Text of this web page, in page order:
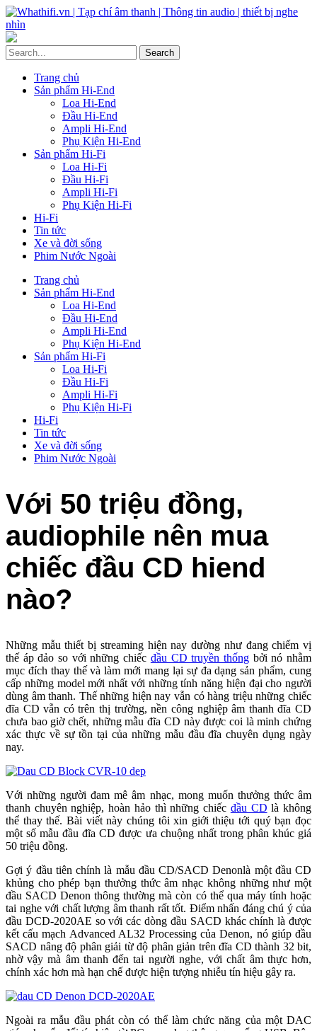
Trang chủ
Sản phẩm Hi-End
Loa Hi-End
Đầu Hi-End
Ampli Hi-End
Phụ Kiện Hi-End
Sản phẩm Hi-Fi
Loa Hi-Fi
Đầu Hi-Fi
Ampli Hi-Fi
Phụ Kiện Hi-Fi
Hi-Fi
Tin tức
Xe và đời sống
Phim Nước Ngoài
Trang chủ
Sản phẩm Hi-End
Loa Hi-End
Đầu Hi-End
Ampli Hi-End
Phụ Kiện Hi-End
Sản phẩm Hi-Fi
Loa Hi-Fi
Đầu Hi-Fi
Ampli Hi-Fi
Phụ Kiện Hi-Fi
Hi-Fi
Tin tức
Xe và đời sống
Phim Nước Ngoài
Với 50 triệu đồng,
audiophile nên mua
chiếc đầu CD hiend
nào?
Những mẫu thiết bị streaming hiện nay dường như đang chiếm vị
thế áp đảo so với những chiếc đầu CD truyền thốngbởi nó nhằm
mục đích thay thế và làm mới mang lại sự đa dạng sản phẩm, cung
cấp những model mới nhất với những tính năng hiện đại cho người
dùng âm thanh. Thế những hiện nay vẫn có hàng triệu những chiếc
đĩa CD vẫn có trên thị trường, nền công nghiệp âm thanh đĩa CD
chưa bao giờ chết, những mẫu đĩa CD này được coi là minh chứng
xác thực về sự tồn tại của những mẫu đầu đĩa chuyên dụng ngày
nay.
Với những người đam mê âm nhạc, mong muốn thưởng thức âm
thanh chuyên nghiệp, hoàn hảo thì những chiếc đầu CD là không
thể thay thế. Bài viết này chúng tôi xin giới thiệu tới quý bạn đọc
một số mẫu đầu đĩa CD được ưa chuộng nhất trong phân khúc giá
50 triệu đồng.
Gợi ý đầu tiên chính là mẫu đầu CD/SACD Denonlà một đầu CD
khủng cho phép bạn thưởng thức âm nhạc không những như một
đầu SACD Denon thông thường mà còn có thể qua máy tính hoặc
tai nghe với chất lượng âm thanh rất tốt. Điểm nhấn đáng chú ý của
đầu DCD-2020AE so với các dòng đầu SACD khác chính là được
kết cấu mạch Advanced AL32 Processing của Denon, nó giúp đầu
SACD nâng độ phân giải từ độ phân giản trên đĩa CD thành 32 bit,
nhờ vậy mà âm thanh đến tai người nghe, với chất âm thực hơn,
chính xác hơn mà hạn chế được hiện tượng nhiễu tín hiệu gây ra.
Ngoài ra mẫu đầu phát còn có thể làm chức năng của một DAC